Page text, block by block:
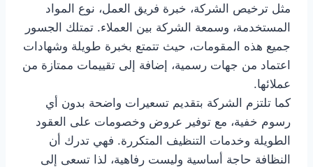
مثل ترخيص الشركة، خبرة فريق العمل، نوع المواد
المستخدمة، وسمعة الشركة بين العملاء. تمتلك الجسور
جميع هذه المقومات، حيث تتمتع بخبرة طويلة وشهادات
اعتماد من جهات رسمية، إضافة إلى تقييمات ممتازة من
عملائها.
كما تلتزم الشركة بتقديم تسعيرات واضحة بدون أي
رسوم خفية، مع توفير عروض وخصومات على العقود
الطويلة وخدمات التنظيف المتكررة. فهي تدرك أن
النظافة حاجة أساسية وليست رفاهية، لذا تسعى إلى